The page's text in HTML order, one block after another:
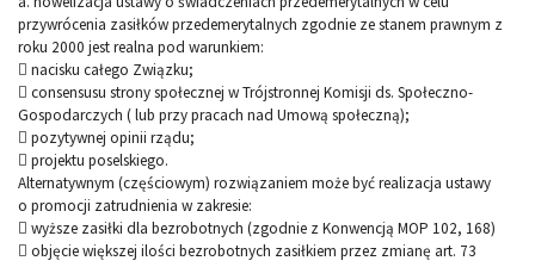
przywrócenia zasiłków przedemerytalnych zgodnie ze stanem prawnym z
roku 2000 jest realna pod warunkiem:
 nacisku całego Związku;
 consensusu strony społecznej w Trójstronnej Komisji ds. Społeczno-
Gospodarczych ( lub przy pracach nad Umową społeczną);
 pozytywnej opinii rządu;
 projektu poselskiego.
Alternatywnym (częściowym) rozwiązaniem może być realizacja ustawy
o promocji zatrudnienia w zakresie:
 wyższe zasiłki dla bezrobotnych (zgodnie z Konwencją MOP 102, 168)
 objęcie większej ilości bezrobotnych zasiłkiem przez zmianę art. 73